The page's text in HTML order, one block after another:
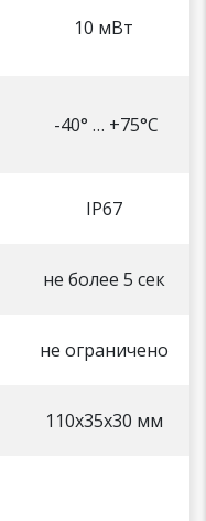
10 мВт
-40° … +75°C
IP67
не более 5 сек
не ограничено
110х35х30 мм